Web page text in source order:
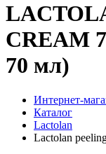
CREAM
70 мл)
Интернет-
Каталог
Lactolan
Lactolan